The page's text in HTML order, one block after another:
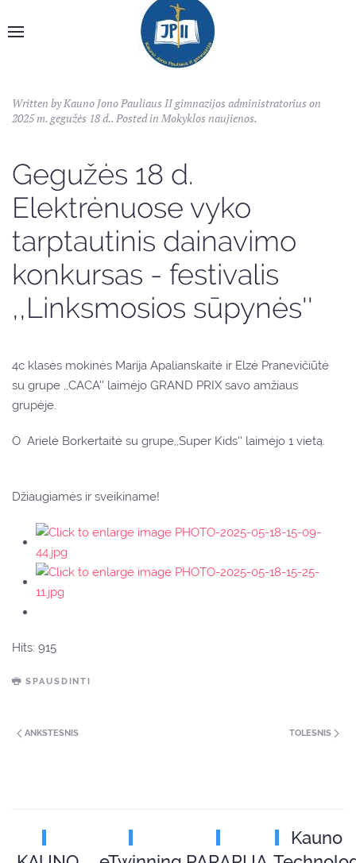
Written by Kauno Jono Pauliaus II gimnazijos administratorius on
2025 m. gegužės 18 d.. Posted in Mokyklos naujienos.
Gegužės 18 d.
Elektrėnuose vyko
tarptautinis dainavimo
konkursas - festivalis
,,Linksmosios sūpynės''
4c klasės mokinės Marija Apalianskaitė ir Elzė Pranevičiūtė
su grupe ,,CACA'' laimėjo GRAND PRIX savo amžiaus
grupėje.
O Arielė Borkertaitė su grupe,,Super Kids'' laimėjo 1 vietą.
Džiaugiamės ir sveikiname!
Hits: 915
SPAUSDINTI
ANKSTESNIS TOLESNIS
Kauno